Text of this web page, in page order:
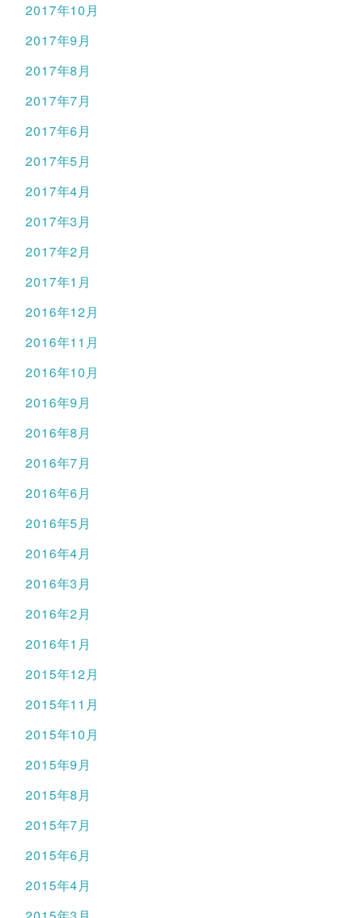
2017年10月
2017年9月
2017年8月
2017年7月
2017年6月
2017年5月
2017年4月
2017年3月
2017年2月
2017年1月
2016年12月
2016年11月
2016年10月
2016年9月
2016年8月
2016年7月
2016年6月
2016年5月
2016年4月
2016年3月
2016年2月
2016年1月
2015年12月
2015年11月
2015年10月
2015年9月
2015年8月
2015年7月
2015年6月
2015年4月